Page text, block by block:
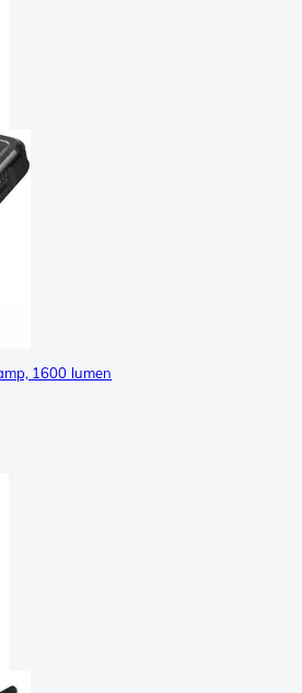
1600 lumen